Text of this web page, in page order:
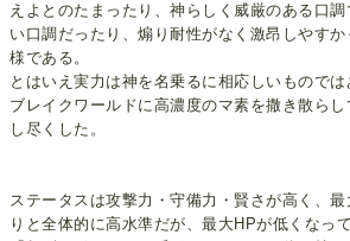
えよとのたまったり、神らしく威厳のある口
い口調だったり、煽り耐性がなく激昂しやす
様である。
とはいえ実力は神を名乗るに相応しいもので
ブレイクワールドに高濃度のマ素を撒き散ら
し尽くした。
ステータスは攻撃力・守備力・賢さが高く、
りと全体的に高水準だが、最大HPが低くなって